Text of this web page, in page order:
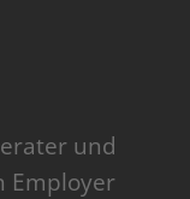
und
Employer